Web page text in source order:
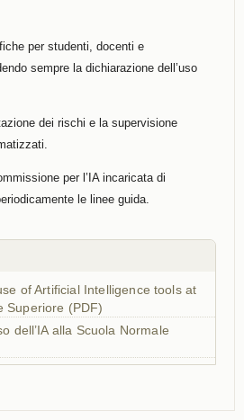
per studenti, docenti e
sempre la dichiarazione dell’uso
dei rischi e la supervisione
per l’IA incaricata di
le linee guida.
of Artificial Intelligence tools at
Superiore (PDF)
dell’IA alla Scuola Normale